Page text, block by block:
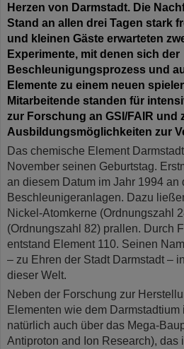
Herzen von Darmstadt. Die
Stand an allen drei Tagen stark
und kleinen Gäste erwarteten
Experimente, mit denen sich der
Beschleunigungsprozess und
Elemente zu einem neuen
Mitarbeitende standen für
zur Forschung an GSI/FAIR und
Ausbildungsmöglichkeiten zur
Das chemische Element
November seinen Geburtstag.
an diesem Datum im Jahr 1994 an
Beschleunigeranlagen. Dazu
Nickel-Atomkerne (Ordnungszahl
(Ordnungszahl 82) prallen. Durch
entstand Element 110. Seinen
– zu Ehren der Stadt Darmstadt –
dieser Welt.
Neben der Forschung zur
Elementen wie dem Darmstadtium
natürlich auch über das Mega-
Antiproton and Ion Research), das